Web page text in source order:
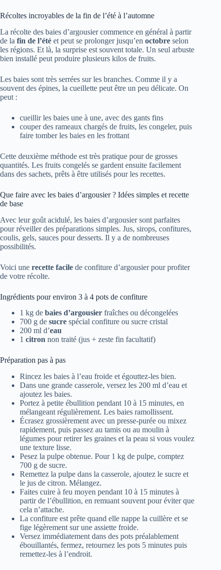
Récoltes incroyables de la fin de l’été à l’automne
La récolte des baies d’argousier commence en général à partir
de la fin de l’été et peut se prolonger jusqu’en octobre selon
les régions. Et là, la surprise est souvent totale. Un seul arbuste
bien installé peut produire plusieurs kilos de fruits.
Les baies sont très serrées sur les branches. Comme il y a
souvent des épines, la cueillette peut être un peu délicate. On
peut :
cueillir les baies une à une, avec des gants fins
couper des rameaux chargés de fruits, les congeler, puis
faire tomber les baies en les frottant
Cette deuxième méthode est très pratique pour de grosses
quantités. Les fruits congelés se gardent ensuite facilement
dans des sachets, prêts à être utilisés pour les recettes.
Que faire avec les baies d’argousier ? Idées simples et recette
de base
Avec leur goût acidulé, les baies d’argousier sont parfaites
pour réveiller des préparations simples. Jus, sirops, confitures,
coulis, gels, sauces pour desserts. Il y a de nombreuses
possibilités.
Voici une recette facile de confiture d’argousier pour profiter
de votre récolte.
Ingrédients pour environ 3 à 4 pots de confiture
1 kg de baies d’argousier fraîches ou décongelées
700 g de sucre spécial confiture ou sucre cristal
200 ml d’eau
1 citron non traité (jus + zeste fin facultatif)
Préparation pas à pas
Rincez les baies à l’eau froide et égouttez-les bien.
Dans une grande casserole, versez les 200 ml d’eau et
ajoutez les baies.
Portez à petite ébullition pendant 10 à 15 minutes, en
mélangeant régulièrement. Les baies ramollissent.
Écrasez grossièrement avec un presse-purée ou mixez
rapidement, puis passez au tamis ou au moulin à
légumes pour retirer les graines et la peau si vous voulez
une texture lisse.
Pesez la pulpe obtenue. Pour 1 kg de pulpe, comptez
700 g de sucre.
Remettez la pulpe dans la casserole, ajoutez le sucre et
le jus de citron. Mélangez.
Faites cuire à feu moyen pendant 10 à 15 minutes à
partir de l’ébullition, en remuant souvent pour éviter que
cela n’attache.
La confiture est prête quand elle nappe la cuillère et se
fige légèrement sur une assiette froide.
Versez immédiatement dans des pots préalablement
ébouillantés, fermez, retournez les pots 5 minutes puis
remettez-les à l’endroit.